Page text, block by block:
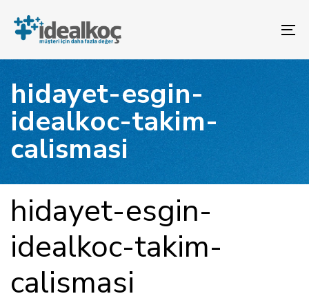
atla
gezinme
bölümüne
geç
İçeriğe
atlahidayet-esgin-
idealkoc-takim-
calismasi
hidayet-esgin-
idealkoc-takim-
calismasi